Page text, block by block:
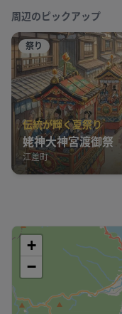
周辺のピックアップ
祭り
伝統が輝く夏祭り
姥神大神宮渡御祭
江差町
+
−